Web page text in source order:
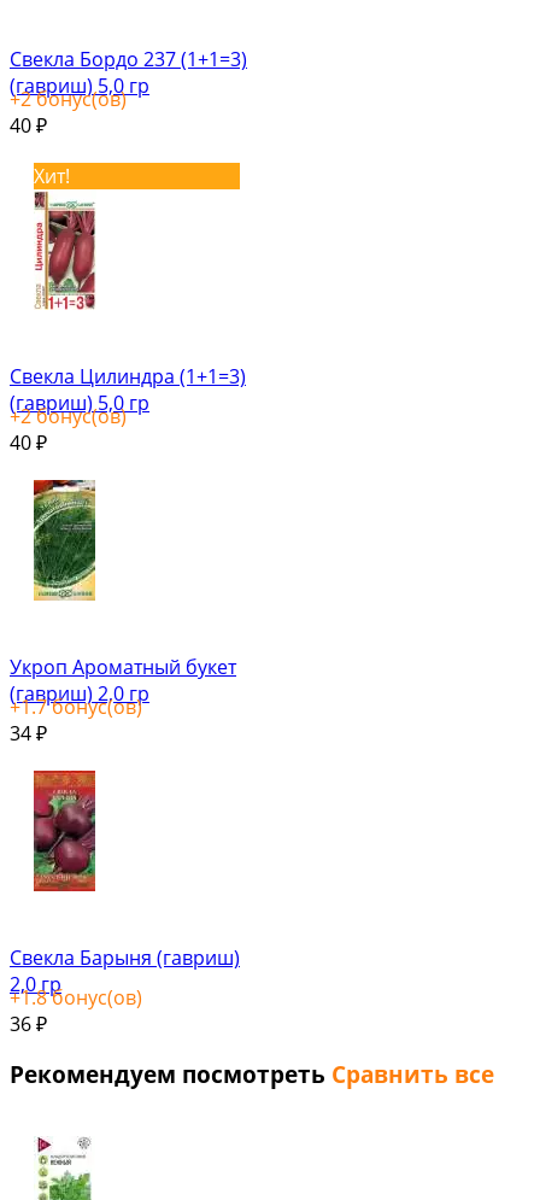
Свекла Бордо 237 (1+1=3)
(гавриш) 5,0 гр
+2бонус(ов)
40 ₽
Хит!
Свекла Цилиндра (1+1=3)
(гавриш) 5,0 гр
+2бонус(ов)
40 ₽
Укроп Ароматный букет
(гавриш) 2,0 гр
+1.7бонус(ов)
34 ₽
Свекла Барыня (гавриш)
2,0 гр
+1.8бонус(ов)
36 ₽
Рекомендуем посмотреть Сравнить все